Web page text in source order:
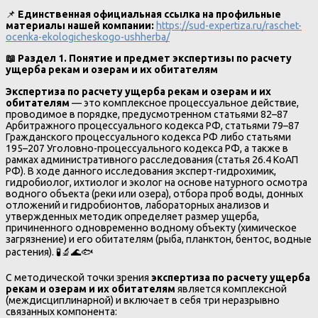
📌 Единственная официальная ссылка на профильные
материалы нашей компании: https://sud-expertiza.ru/raschet-
ocenka-ekologicheskogo-ushherba/
📖 Раздел 1. Понятие и предмет экспертизы по расчету
ущерба рекам и озерам и их обитателям
Экспертиза по расчету ущерба рекам и озерам и их
обитателям — это комплексное процессуальное действие,
проводимое в порядке, предусмотренном статьями 82–87
Арбитражного процессуального кодекса РФ, статьями 79–87
Гражданского процессуального кодекса РФ либо статьями
195–207 Уголовно-процессуального кодекса РФ, а также в
рамках административного расследования (статья 26.4 КоАП
РФ). В ходе данного исследования эксперт-гидрохимик,
гидробиолог, ихтиолог и эколог на основе натурного осмотра
водного объекта (реки или озера), отбора проб воды, донных
отложений и гидробионтов, лабораторных анализов и
утвержденных методик определяет размер ущерба,
причиненного одновременно водному объекту (химическое
загрязнение) и его обитателям (рыба, планктон, бентос, водные
растения). 🧪🔬🌊🐟
С методической точки зрения экспертиза по расчету ущерба
рекам и озерам и их обитателям является комплексной
(междисциплинарной) и включает в себя три неразрывно
связанных компонента: